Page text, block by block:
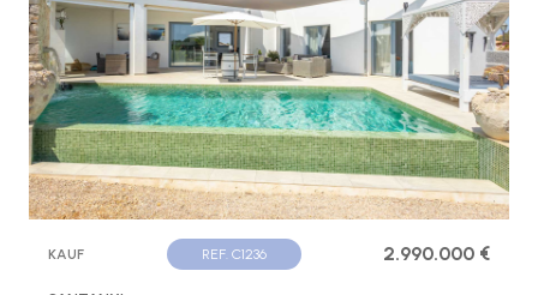
KAUF REF. C1236 2.990.000 €